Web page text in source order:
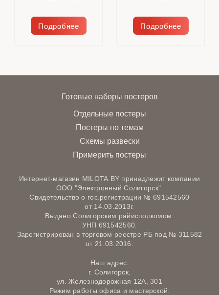
Подробнее Подробнее
Готовые наборы постеров
Отдельные постеры
Постеры по темам
Схемы развески
Примерить постеры
Интернет-магазин MILOTA.BY принадлежит компании
ООО "Электронный Солигорск".
Свидетельство о гос.регистрации № 691542560
от 14.03.2013г.
Выдано Солигорским райисполкомом.
УНП 691542560.
Зарегистрирован в торговом реестре РБ под № 311582
от 21.03.2016.
Наш адрес:
г. Солигорск,
ул. Железнодорожная 12А, 301
Режим работы офиса и мастерской: